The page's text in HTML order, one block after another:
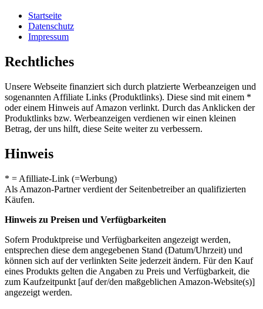
Startseite
Datenschutz
Impressum
Rechtliches
Unsere Webseite finanziert sich durch platzierte Werbeanzeigen und
sogenannten Affiliate Links (Produktlinks). Diese sind mit einem *
oder einem Hinweis auf Amazon verlinkt. Durch das Anklicken der
Produktlinks bzw. Werbeanzeigen verdienen wir einen kleinen
Betrag, der uns hilft, diese Seite weiter zu verbessern.
Hinweis
* = Afilliate-Link (=Werbung)
Als Amazon-Partner verdient der Seitenbetreiber an qualifizierten
Käufen.
Hinweis zu Preisen und Verfügbarkeiten
Sofern Produktpreise und Verfügbarkeiten angezeigt werden,
entsprechen diese dem angegebenen Stand (Datum/Uhrzeit) und
können sich auf der verlinkten Seite jederzeit ändern. Für den Kauf
eines Produkts gelten die Angaben zu Preis und Verfügbarkeit, die
zum Kaufzeitpunkt [auf der/den maßgeblichen Amazon-Website(s)]
angezeigt werden.